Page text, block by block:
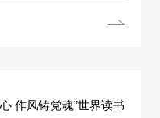
作风铸党魂”世界读书